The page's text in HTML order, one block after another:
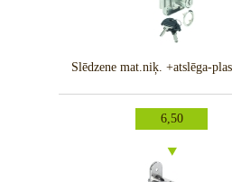
Slēdzene mat.niķ. +atslēga-
6,50